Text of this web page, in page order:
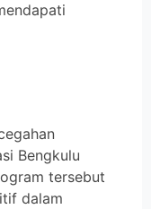
Bengkulu
tersebut
dalam